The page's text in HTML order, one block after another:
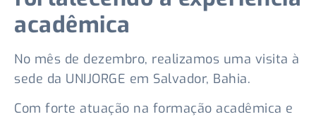
acadêmica
No mês de dezembro, realizamos uma visita à
sede da UNIJORGE em Salvador, Bahia.
Com forte atuação na formação acadêmica e